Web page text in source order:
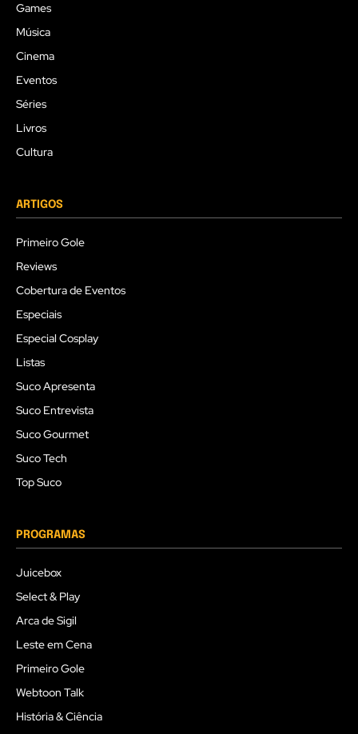
Games
Música
Cinema
Eventos
Séries
Livros
Cultura
ARTIGOS
Primeiro Gole
Reviews
Cobertura de Eventos
Especiais
Especial Cosplay
Listas
Suco Apresenta
Suco Entrevista
Suco Gourmet
Suco Tech
Top Suco
PROGRAMAS
Juicebox
Select & Play
Arca de Sigil
Leste em Cena
Primeiro Gole
Webtoon Talk
História & Ciência